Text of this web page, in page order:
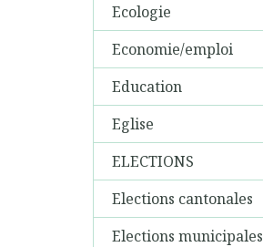
Ecologie
Economie/emploi
Education
Eglise
ELECTIONS
Elections cantonales
Elections municipales